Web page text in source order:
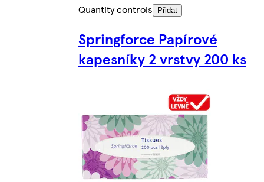
Quantity controls
Přidat
Springforce Papírové
kapesníky 2 vrstvy 200 ks